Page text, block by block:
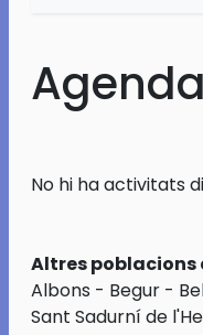
No hi ha activitats
Altres poblacions
Albons - Begur -
Sant Sadurní de